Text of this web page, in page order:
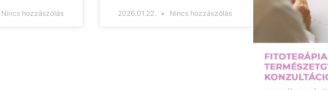
Nincs hozzászólás 2026.01.22. Nincs hozzászólás